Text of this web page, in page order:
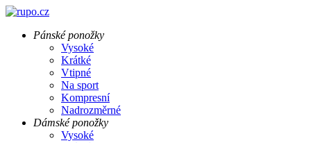
Pánské ponožky
Vysoké
Krátké
Vtipné
Na sport
Kompresní
Nadrozměrné
Dámské ponožky
Vysoké